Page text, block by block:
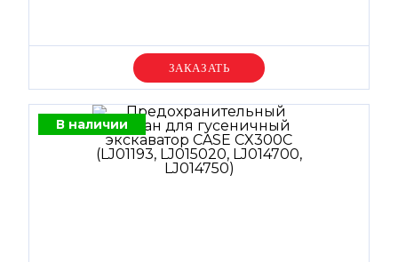
Уточняйте цену
В наличии